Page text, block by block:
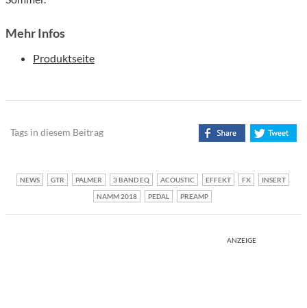
Mehr Infos
Produktseite
Tags in diesem Beitrag
NEWS GTR PALMER 3 BAND EQ ACOUSTIC EFFEKT FX
INSERT
NAMM 2018
PEDAL PREAMP
ANZEIGE